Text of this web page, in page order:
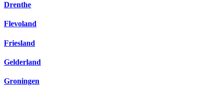
Drenthe
Flevoland
Friesland
Gelderland
Groningen